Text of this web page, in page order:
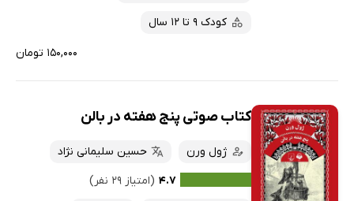
کودک 9 تا 12 سال
۱۵۰,۰۰۰ تومان
کتاب صوتی پنج هفته در بالن
ژول ورن
حسین سلیمانی نژاد
۴.۷ (امتیاز ۲۹ نفر)